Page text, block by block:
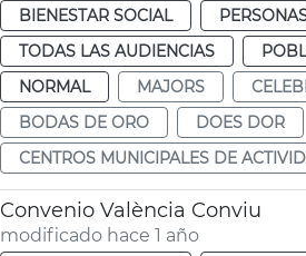
BIENESTAR SOCIAL
TODAS LAS AUDIENCIAS
NORMAL
MAJORS
BODAS DE ORO
DOES DOR
CENTROS MUNICIPALES DE
Convenio València Conviu
modificado hace 1 año